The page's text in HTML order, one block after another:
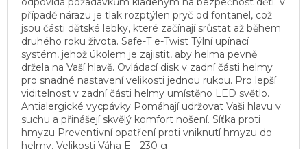
případě nárazu je tlak rozptýlen pryč od fontanel, což
jsou části dětské lebky, které začínají srůstat až během
druhého roku života. Safe-T e-Twist Týlní upínací
systém, jehož úkolem je zajistit, aby helma pevně
držela na Vaší hlavě. Ovládací disk v zadní části helmy
pro snadné nastavení velikosti jednou rukou. Pro lepší
viditelnost v zadní části helmy umístěno LED světlo.
Antialergické vycpávky Pomáhají udržovat Vaši hlavu v
suchu a přinášejí skvělý komfort nošení. Síťka proti
hmyzu Preventivní opatření proti vniknutí hmyzu do
helmy. Velikosti Váha E - 230 g